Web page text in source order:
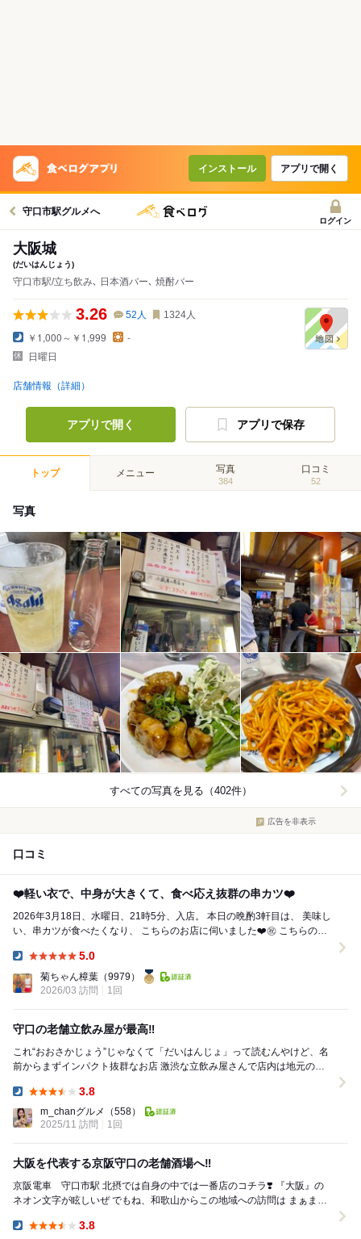
インストール アプリで開く
守口市駅グルメへ
ログイン
大阪城
(だいはんじょう)
守口市駅/立ち飲み､ 日本酒バー､ 焼酎バー
3.26 52 人 1324人
￥1,000～￥1,999
-
日曜日
店舗情報（詳細）
アプリで開く アプリで保存
トップ メニュー 写真
384
口コミ
52
写真
すべての写真を見る（402件）
広告を非表示
口コミ
❤️軽い衣で、中身が大きくて、食べ応え抜群の串カツ❤️
2026年3月18日、水曜日、21時5分、入店。 本日の晩酌3軒目は、 美味し
い、串カツが食べたくなり、 こちらのお店に伺いました❤️㊗️ こちらのお
5.0
菊ちゃん樟葉 （9979）
2026/03 訪問
1回
守口の老舗立飲み屋が最高‼️
これ“おおさかじょう”じゃなくて「だいはんじょ」って読むんやけど、名
前からまずインパクト抜群なお店 激渋な立飲み屋さんで店内は地元のお
3.8
m_chanグルメ
（558）
2025/11 訪問
1回
大阪を代表する京阪守口の老舗酒場へ‼️
京阪電車 守口市駅 北摂では自身の中では一番店のコチラ❣️ 『大阪』の
ネオン文字が眩しいぜ でもね、和歌山からこの地域への訪問は まぁまぁ
3.8